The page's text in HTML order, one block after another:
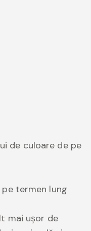
termen lung
mai ușor de